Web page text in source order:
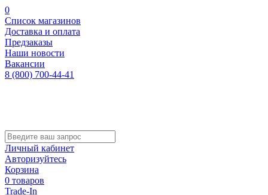
0
Список магазинов
Доставка и оплата
Предзаказы
Наши новости
Вакансии
8 (800) 700-44-41
Личный кабинет
Авторизуйтесь
Корзина
0 товаров
Trade-In